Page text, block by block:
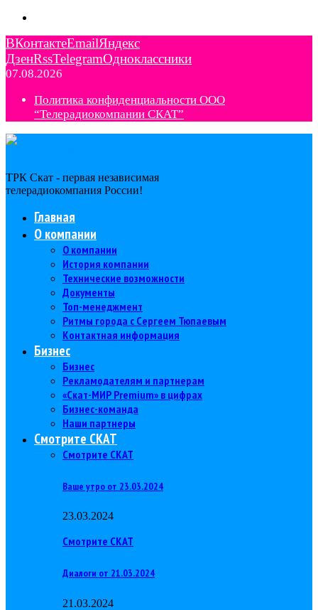
ВКонтактеEmailЯндекс
ДзенRssTelegramОдноклассники
07.08.2026
Политика конфиденциальности ООО
“Телерадиокомпании СКАТ”
ТРК Скат - первая независимая
телерадиокомпания Роcсии!
Главная
О компании
О компании
История компании
Технические возможности
Документы
Топ-менеджмент
Ритмы города с Сергеем Тюпаевым
Контактная информация
Бизнес
Бизнес
Рекламодателям и партнерам
«Скат-МИР Premium» в цифрах
Бизнес-команда
Наши партнеры
Смотрите СКАТ
Смотрите СКАТ
Ваше утро от 23.03.2024
23.03.2024
Смотрите СКАТ
Диалоги от 21.03.2024
21.03.2024